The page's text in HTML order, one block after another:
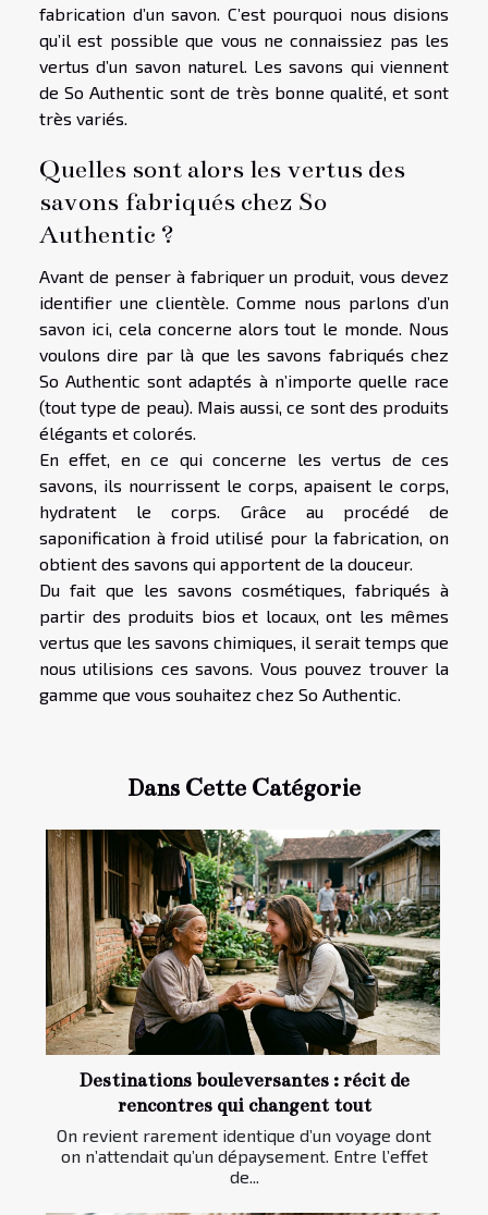
fabrication d’un savon. C’est pourquoi nous disions
qu’il est possible que vous ne connaissiez pas les
vertus d’un savon naturel. Les savons qui viennent
de So Authentic sont de très bonne qualité, et sont
très variés.
Quelles sont alors les vertus des
savons fabriqués chez So
Authentic ?
Avant de penser à fabriquer un produit, vous devez
identifier une clientèle. Comme nous parlons d’un
savon ici, cela concerne alors tout le monde. Nous
voulons dire par là que les savons fabriqués chez
So Authentic sont adaptés à n’importe quelle race
(tout type de peau). Mais aussi, ce sont des produits
élégants et colorés.
En effet, en ce qui concerne les vertus de ces
savons, ils nourrissent le corps, apaisent le corps,
hydratent le corps. Grâce au procédé de
saponification à froid utilisé pour la fabrication, on
obtient des savons qui apportent de la douceur.
Du fait que les savons cosmétiques, fabriqués à
partir des produits bios et locaux, ont les mêmes
vertus que les savons chimiques, il serait temps que
nous utilisions ces savons. Vous pouvez trouver la
gamme que vous souhaitez chez So Authentic.
Dans Cette Catégorie
Destinations bouleversantes : récit de
rencontres qui changent tout
On revient rarement identique d’un voyage dont
on n’attendait qu’un dépaysement. Entre l’effet
de...